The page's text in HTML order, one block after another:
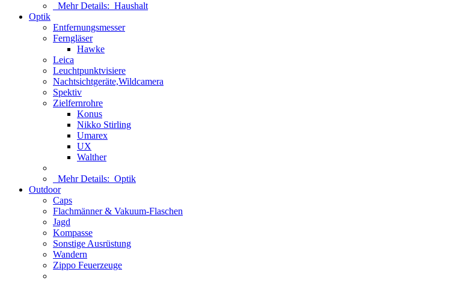
Mehr Details: Haushalt
Optik
Entfernungsmesser
Ferngläser
Hawke
Leica
Leuchtpunktvisiere
Nachtsichtgeräte,Wildcamera
Spektiv
Zielfernrohre
Konus
Nikko Stirling
Umarex
UX
Walther
Mehr Details: Optik
Outdoor
Caps
Flachmänner & Vakuum-Flaschen
Jagd
Kompasse
Sonstige Ausrüstung
Wandern
Zippo Feuerzeuge